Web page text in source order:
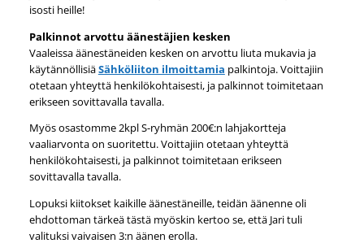
isosti heille!
Palkinnot arvottu äänestäjien kesken
Vaaleissa äänestäneiden kesken on arvottu liuta mukavia ja
käytännöllisiäSähköliiton ilmoittamia palkintoja. Voittajiin
otetaan yhteyttä henkilökohtaisesti, ja palkinnot toimitetaan
erikseen sovittavalla tavalla.
Myös osastomme 2kpl S-ryhmän 200€:n lahjakortteja
vaaliarvonta on suoritettu. Voittajiin otetaan yhteyttä
henkilökohtaisesti, ja palkinnot toimitetaan erikseen
sovittavalla tavalla.
Lopuksi kiitokset kaikille äänestäneille, teidän äänenne oli
ehdottoman tärkeä tästä myöskin kertoo se, että Jari tuli
valituksi vaivaisen 3:n äänen erolla.